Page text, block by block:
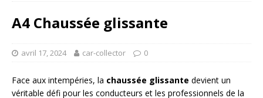
A4 Chaussée glissante
avril 17, 2024 car-collector 0
Face aux intempéries, la chaussée glissante devient un
véritable défi pour les conducteurs et les professionnels de la